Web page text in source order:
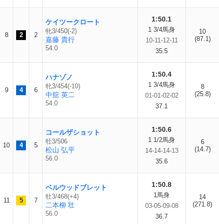
8 2 2
ケイツークロート
牝3/450(-2)
嘉藤 貴行
54.0
1:50.1
1 3/4馬身
10-11-12-11
35.5
10
(87.1)
9 4 6
ハナゾノ
牝3/454(-10)
中舘 英二
54.0
1:50.4
1 3/4馬身
01-01-02-02
37.1
8
(25.8)
10 4 5
コールザショット
牡3/506
松山 弘平
56.0
1:50.6
1 1/2馬身
14-14-14-13
35.6
6
(14.7)
11 5 7
ベルウッドブレット
牡3/468(+4)
二本柳 壮
56.0
1:50.8
1馬身
03-05-09-08
36.7
14
(271.8)